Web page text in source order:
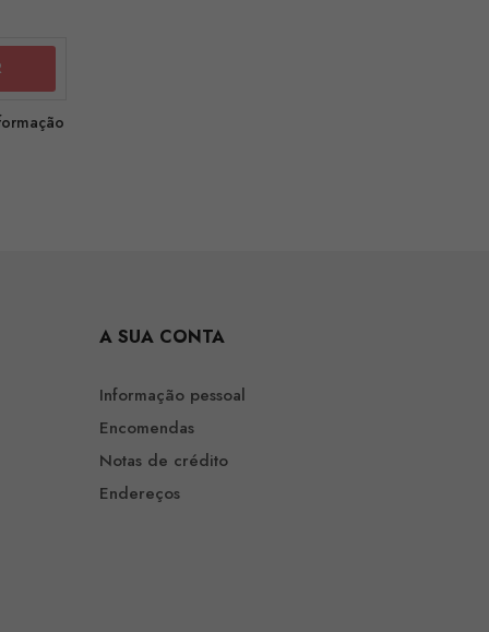
A SUA CONTA
Informação pessoal
Encomendas
Notas de crédito
Endereços